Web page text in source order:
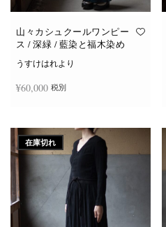
山々カシュクールワンピー
ス / 深緑 / 藍染と福木染め
うすけはれより
¥60,000 税別
在庫切れ